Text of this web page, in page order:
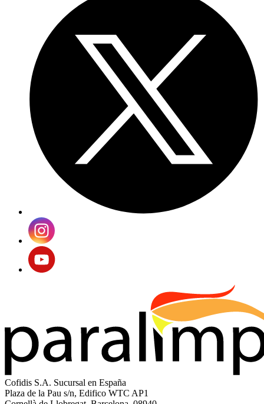
Cofidis S.A. Sucursal en España
Plaza de la Pau s/n, Edifico WTC AP1